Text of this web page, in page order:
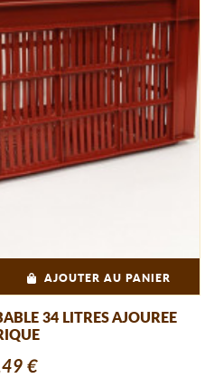
AJOUTER AU PANIER
34 LITRES AJOUREE
€